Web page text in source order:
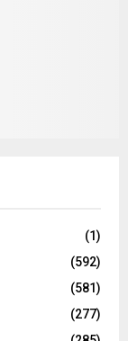
(1)
(592)
(581)
(277)